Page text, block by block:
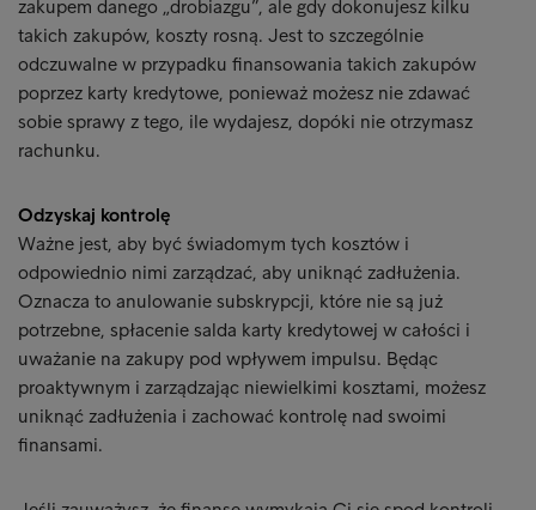
zakupem danego „drobiazgu”, ale gdy dokonujesz kilku
takich zakupów, koszty rosną. Jest to szczególnie
odczuwalne w przypadku finansowania takich zakupów
poprzez karty kredytowe, ponieważ możesz nie zdawać
sobie sprawy z tego, ile wydajesz, dopóki nie otrzymasz
rachunku.
Odzyskaj kontrolę
Ważne jest, aby być świadomym tych kosztów i
odpowiednio nimi zarządzać, aby uniknąć zadłużenia.
Oznacza to anulowanie subskrypcji, które nie są już
potrzebne, spłacenie salda karty kredytowej w całości i
uważanie na zakupy pod wpływem impulsu. Będąc
proaktywnym i zarządzając niewielkimi kosztami, możesz
uniknąć zadłużenia i zachować kontrolę nad swoimi
finansami.